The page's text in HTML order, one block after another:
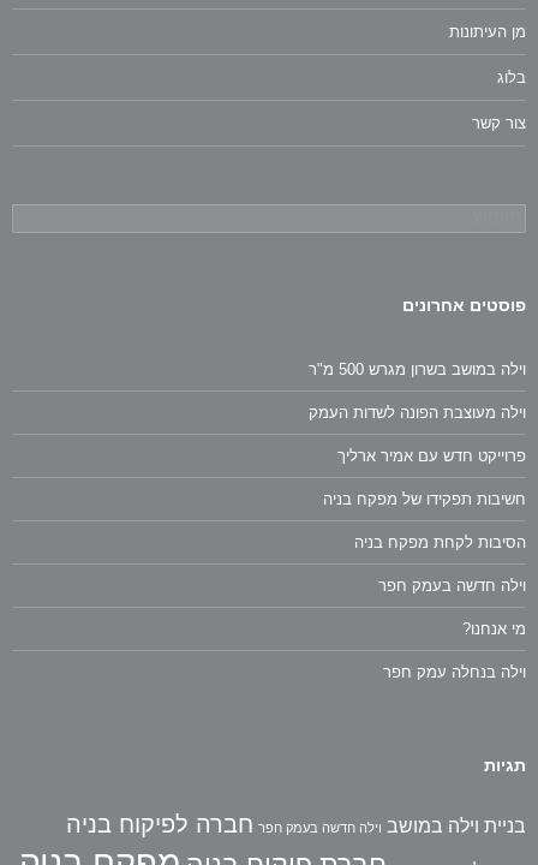
מן העיתונות
בלוג
צור קשר
פוסטים אחרונים
וילה במושב בשרון מגרש 500 מ"ר
וילה מעוצבת הפונה לשדות העמק
פרוייקט חדש עם אמיר ארליך
חשיבות תפקידו של מפקח בניה
הסיבות לקחת מפקח בניה
וילה חדשה בעמק חפר
מי אנחנו?
וילה בנחלה עמק חפר
תגיות
בניית וילה במושב וילה חדשה בעמק חפר חברה לפיקוח בניה